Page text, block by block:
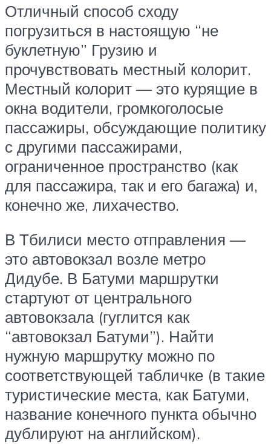
Отличный способ сходу
погрузиться в настоящую “не
буклетную” Грузию и
прочувствовать местный колорит.
Местный колорит — это курящие в
окна водители, громкоголосые
пассажиры, обсуждающие политику
с другими пассажирами,
ограниченное пространство (как
для пассажира, так и его багажа) и,
конечно же, лихачество.
В Тбилиси место отправления —
это автовокзал возле метро
Дидубе. В Батуми маршрутки
стартуют от центрального
автовокзала (гуглится как
“автовокзал Батуми”). Найти
нужную маршрутку можно по
соответствующей табличке (в такие
туристические места, как Батуми,
название конечного пункта обычно
дублируют на английском).